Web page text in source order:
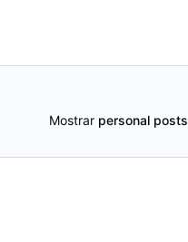
Mostrar personal posts